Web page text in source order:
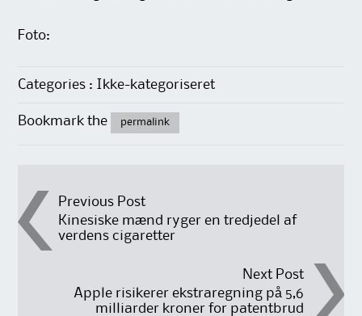
Foto:
Categories : Ikke-kategoriseret
Bookmark the permalink
Post
navigation
Previous Post
Kinesiske mænd ryger en tredjedel af
verdens cigaretter
Next Post
Apple risikerer ekstraregning på 5,6
milliarder kroner for patentbrud